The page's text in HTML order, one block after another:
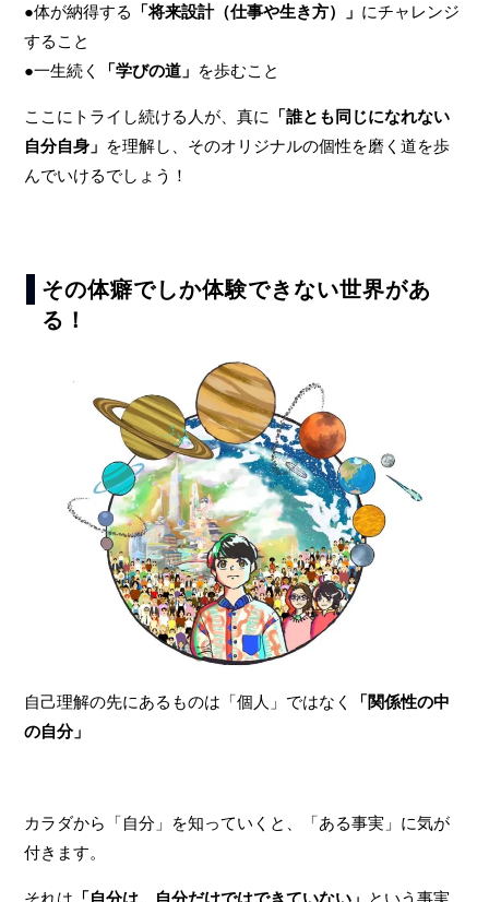
●体が納得する
「将来設計（仕事や生き方）」 にチャレンジ
すること
●一生続く
「学びの道」 を歩むこと
ここにトライし続ける人が、真に
「誰とも同じになれない
自分自身」 を理解し、そのオリジナルの個性を磨く道を歩
んでいけるでしょう！
その体癖でしか体験できない世界があ
る！
自己理解の先にあるものは「個人」ではなく
「関係性の中
の自分」
カラダから「自分」を知っていくと、「ある事実」に気が
付きます。
それは 「自分は、自分だけではできていない」 という事実